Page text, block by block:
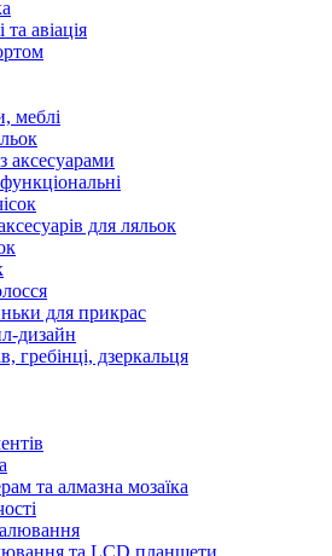
та авіація
меблі
аксесуарами
для ляльок
для прикрас
дизайн
гребінці, дзеркальця
та алмазна мозаїка
та LCD планшети